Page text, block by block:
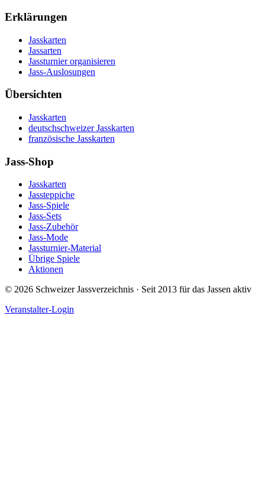
Erklärungen
Jasskarten
Jassarten
Jassturnier organisieren
Jass-Auslosungen
Übersichten
Jasskarten
deutschschweizer Jasskarten
französische Jasskarten
Jass-Shop
Jasskarten
Jassteppiche
Jass-Spiele
Jass-Sets
Jass-Zubehör
Jass-Mode
Jassturnier-Material
Übrige Spiele
Aktionen
© 2026 Schweizer Jassverzeichnis · Seit 2013 für das Jassen aktiv
Veranstalter-Login